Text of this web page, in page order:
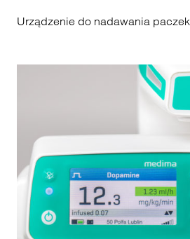
Urządzenie do nadawania paczek